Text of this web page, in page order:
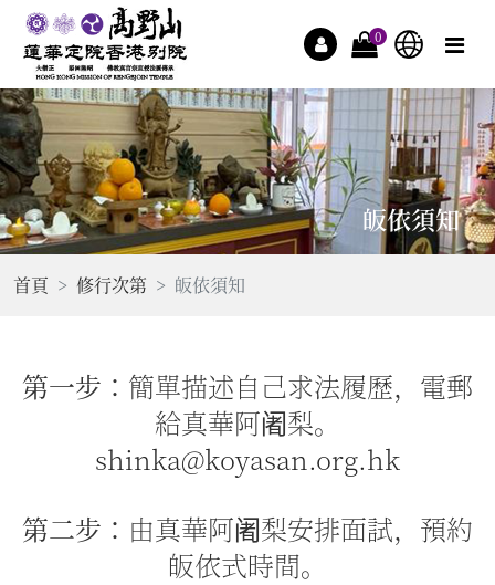
0
皈依須知
首頁 修行次第 皈依須知
第一步： 簡單描述自己求法履歷，電郵
給真華阿阇梨。
shinka@koyasan.org.hk
第二步： 由真華阿阇梨安排面試，預約
皈依式時間。